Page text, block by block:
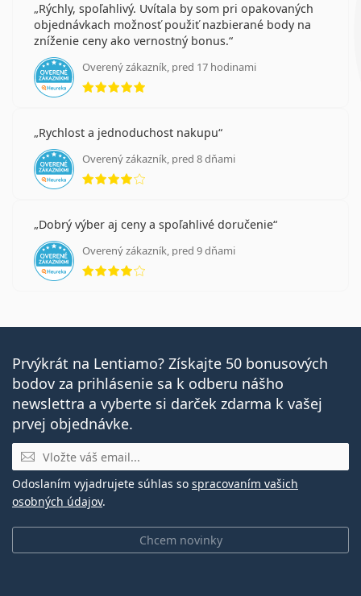
Rýchly, spoľahlivý. Uvítala by som pri opakovaných
objednávkach možnosť použiť nazbierané body na
zníženie ceny ako vernostný bonus.
Overený zákazník, pred 17 hodinami
hodnotenie 5 z 5
Rychlost a jednoduchost nakupu
Overený zákazník, pred 8 dňami
hodnotenie 4 z 5
Dobrý výber aj ceny a spoľahlivé doručenie
Overený zákazník, pred 9 dňami
hodnotenie 4 z 5
Prvýkrát na Lentiamo? Získajte 50 bonusových
bodov za prihlásenie sa k odberu nášho
newslettra a vyberte si darček zdarma k vašej
prvej objednávke.
E-mail
Chcem novinky
Odoslaním vyjadrujete súhlas so spracovaním vašich
osobných údajov.